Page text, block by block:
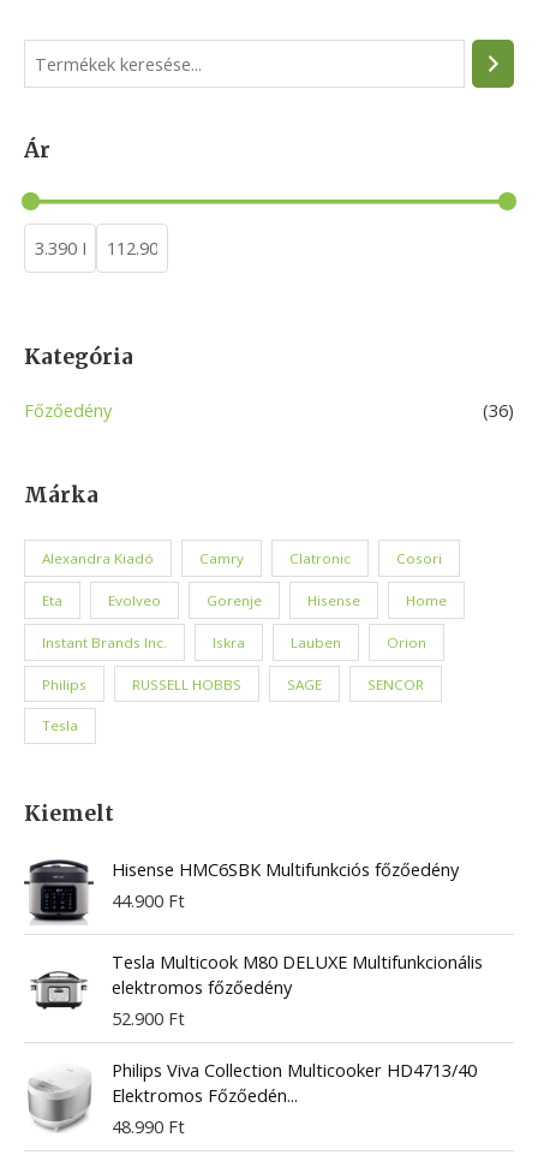
e
r
c
h
Ár
Kategória
Főzőedény (36)
Márka
Alexandra Kiadó Camry Clatronic Cosori
Eta Evolveo Gorenje Hisense Home
Instant Brands Inc. Iskra Lauben Orion
Philips RUSSELL HOBBS SAGE SENCOR
Tesla
Kiemelt
Hisense HMC6SBK Multifunkciós főzőedény
44.900 Ft
Tesla Multicook M80 DELUXE Multifunkcionális
elektromos főzőedény
52.900 Ft
Philips Viva Collection Multicooker HD4713/40
Elektromos Főzőedén...
48.990 Ft